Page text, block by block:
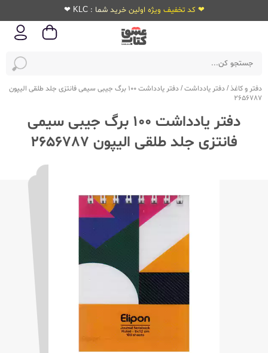
❤ کد تخفیف ویژه اولین خرید شما : KLC ❤
دفتر و کاغذ/دفتر یادداشت/
دفتر یادداشت 100 برگ جیبی سیمی فانتزی جلد طلقی الیپون
2656787
دفتر یادداشت 100 برگ جیبی سیمی
فانتزی جلد طلقی الیپون 2656787